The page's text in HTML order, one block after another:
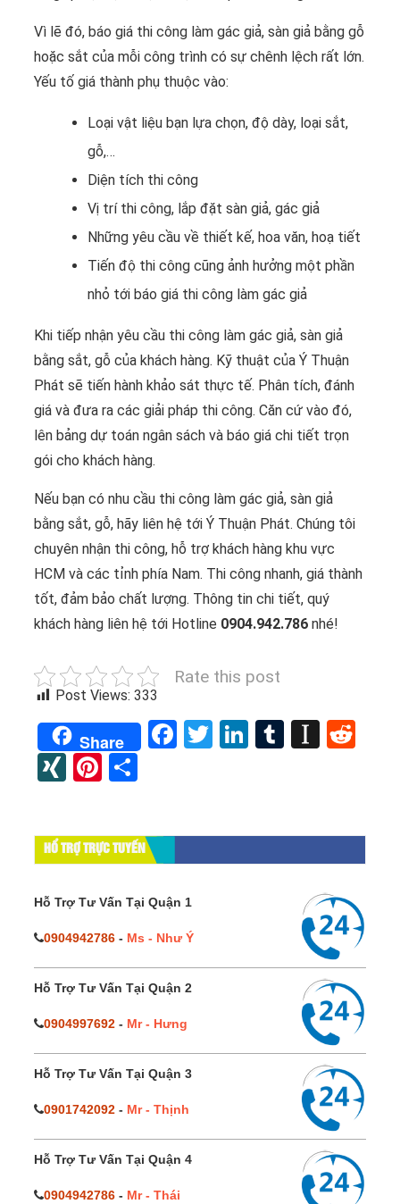
Vì lẽ đó, báo giá thi công làm gác giả, sàn giả bằng gỗ
hoặc sắt của mỗi công trình có sự chênh lệch rất lớn.
Yếu tố giá thành phụ thuộc vào:
Loại vật liệu bạn lựa chọn, độ dày, loại sắt,
gỗ,…
Diện tích thi công
Vị trí thi công, lắp đặt sàn giả, gác giả
Những yêu cầu về thiết kế, hoa văn, hoạ tiết
Tiến độ thi công cũng ảnh hưởng một phần
nhỏ tới báo giá thi công làm gác giả
Khi tiếp nhận yêu cầu thi công làm gác giả, sàn giả
bằng sắt, gỗ của khách hàng. Kỹ thuật của Ý Thuận
Phát sẽ tiến hành khảo sát thực tế. Phân tích, đánh
giá và đưa ra các giải pháp thi công. Căn cứ vào đó,
lên bảng dự toán ngân sách và báo giá chi tiết trọn
gói cho khách hàng.
Nếu bạn có nhu cầu thi công làm gác giả, sàn giả
bằng sắt, gỗ, hãy liên hệ tới Ý Thuận Phát. Chúng tôi
chuyên nhận thi công, hỗ trợ khách hàng khu vực
HCM và các tỉnh phía Nam. Thi công nhanh, giá thành
tốt, đảm bảo chất lượng. Thông tin chi tiết, quý
khách hàng liên hệ tới Hotline 0904.942.786 nhé!
Rate this post
Post Views: 333
Share Facebook
TwitterLinkedIn
Tumblr
XINGPinterest
HỔ TRỢ TRỰC TUYẾN
Hỗ Trợ Tư Vấn Tại Quận 1
0904942786 - Ms - Như Ý
Hỗ Trợ Tư Vấn Tại Quận 2
0904997692 - Mr - Hưng
Hỗ Trợ Tư Vấn Tại Quận 3
0901742092 - Mr - Thịnh
Hỗ Trợ Tư Vấn Tại Quận 4
0904942786 - Mr - Thái